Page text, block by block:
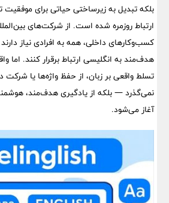
بلکه تبدیل به زیرساختی حیاتی برای
ارتباط روزمره شده است. از شرکت‌های
کسب‌وکارهای داخلی، همه به افرادی نیاز
هدف‌مند به انگلیسی ارتباط برقرار کنند.
تسلط واقعی بر زبان، از حفظ واژه‌ها یا
نمی‌گذرد — بلکه از یادگیری هدف‌مند،
آغاز می‌شود.